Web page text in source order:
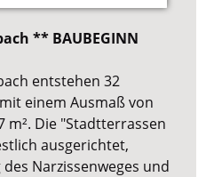
** BAUBEGINN
entstehen 32
einem Ausmaß von
m². Die "Stadtterrassen
ausgerichtet,
Narzissenweges und